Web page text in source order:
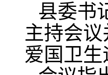
县委书
主持会
爱国卫